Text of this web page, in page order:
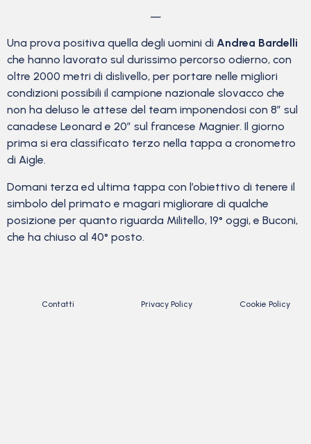
—
Una prova positiva quella degli uomini di Andrea Bardelli
che hanno lavorato sul durissimo percorso odierno, con
oltre 2000 metri di dislivello, per portare nelle migliori
condizioni possibili il campione nazionale slovacco che
non ha deluso le attese del team imponendosi con 8″ sul
canadese Leonard e 20″ sul francese Magnier. Il giorno
prima si era classificato terzo nella tappa a cronometro
di Aigle.
Domani terza ed ultima tappa con l’obiettivo di tenere il
simbolo del primato e magari migliorare di qualche
posizione per quanto riguarda Militello, 19° oggi, e Buconi,
che ha chiuso al 40° posto.
Contatti Privacy Policy Cookie Policy